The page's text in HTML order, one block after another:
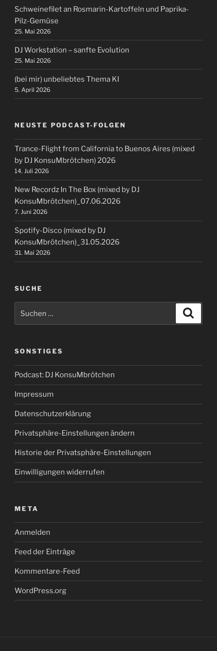
Schweinefilet an Rosmarin-Kartoffeln und Paprika-
Pilz-Gemüse
25. Mai 2026
DJ Workstation – sanfte Evolution
25. Mai 2026
(bei mir) unbeliebtes Thema KI
5. April 2026
NEUSTE PODCAST-FOLGEN
Trance-Flight from California to Buenos Aires (mixed
by DJ KonsuMbrötchen) 2026
14. Juli 2026
New Recordz In The Box (mixed by DJ
KonsuMbrötchen)_07.06.2026
7. Juni 2026
Spotify-Disco (mixed by DJ
KonsuMbrötchen)_31.05.2026
31. Mai 2026
SUCHE
nach:
SONSTIGES
Podcast: DJ KonsuMbrötchen
Impressum
Datenschutzerklärung
Privatsphäre-Einstellungen ändern
Historie der Privatsphäre-Einstellungen
Einwilligungen widerrufen
META
Anmelden
Feed der Einträge
Kommentare-Feed
WordPress.org